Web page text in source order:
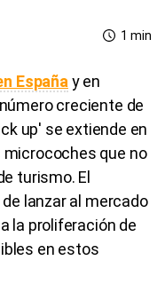
1 min
España y en
creciente de
up' se extiende en
que no
turismo. El
lanzar al mercado
la proliferación de
en estos